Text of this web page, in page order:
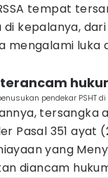
tempat
di kepalanya,
mengalami luka
pendekar PSHT
tersangka
Pasal 351 ayat
yang
diancam